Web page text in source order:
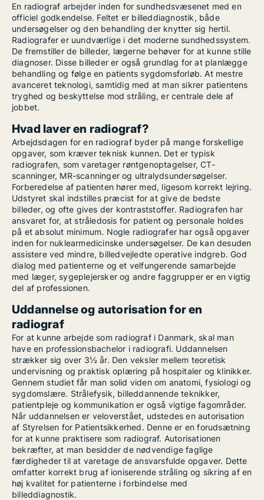
En radiograf arbejder inden for sundhedsvæsenet med en
officiel godkendelse. Feltet er billeddiagnostik, både
undersøgelser og den behandling der knytter sig hertil.
Radiografer er uundværlige i det moderne sundhedssystem.
De fremstiller de billeder, lægerne behøver for at kunne stille
diagnoser. Disse billeder er også grundlag for at planlægge
behandling og følge en patients sygdomsforløb. At mestre
avanceret teknologi, samtidig med at man sikrer patientens
tryghed og beskyttelse mod stråling, er centrale dele af
jobbet.
Hvad laver en radiograf?
Arbejdsdagen for en radiograf byder på mange forskellige
opgaver, som kræver teknisk kunnen. Det er typisk
radiografen, som varetager røntgenoptagelser, CT-
scanninger, MR-scanninger og ultralydsundersøgelser.
Forberedelse af patienten hører med, ligesom korrekt lejring.
Udstyret skal indstilles præcist for at give de bedste
billeder, og ofte gives der kontraststoffer. Radiografen har
ansvaret for, at stråledosis for patient og personale holdes
på et absolut minimum. Nogle radiografer har også opgaver
inden for nuklearmedicinske undersøgelser. De kan desuden
assistere ved mindre, billedvejledte operative indgreb. God
dialog med patienterne og et velfungerende samarbejde
med læger, sygeplejersker og andre faggrupper er en vigtig
del af professionen.
Uddannelse og autorisation for en
radiograf
For at kunne arbejde som radiograf i Danmark, skal man
have en professionsbachelor i radiografi. Uddannelsen
strækker sig over 3½ år. Den veksler mellem teoretisk
undervisning og praktisk oplæring på hospitaler og klinikker.
Gennem studiet får man solid viden om anatomi, fysiologi og
sygdomslære. Strålefysik, billeddannende teknikker,
patientpleje og kommunikation er også vigtige fagområder.
Når uddannelsen er veloverstået, udstedes en autorisation
af Styrelsen for Patientsikkerhed. Denne er en forudsætning
for at kunne praktisere som radiograf. Autorisationen
bekræfter, at man besidder de nødvendige faglige
færdigheder til at varetage de ansvarsfulde opgaver. Dette
omfatter korrekt brug af ioniserende stråling og sikring af en
høj kvalitet for patienterne i forbindelse med
billeddiagnostik.